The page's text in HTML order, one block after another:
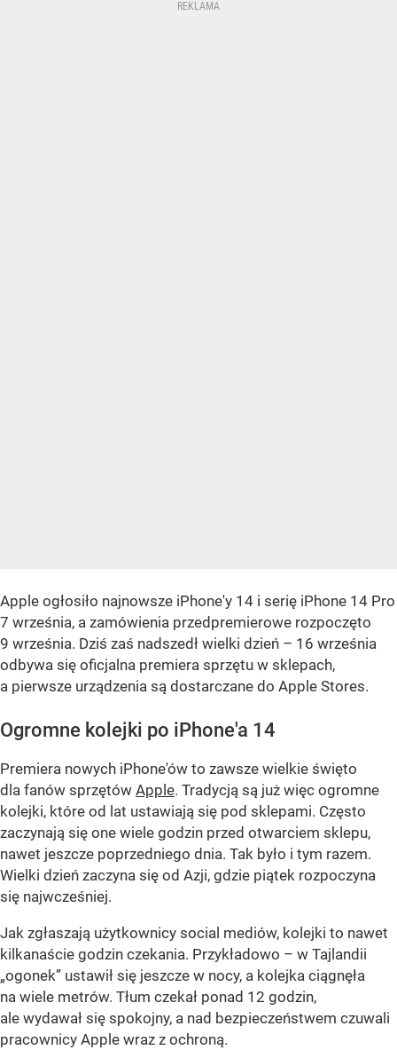
Apple ogłosiło najnowsze iPhone'y 14 i serię iPhone 14 Pro
7 września, a zamówienia przedpremierowe rozpoczęto
9 września. Dziś zaś nadszedł wielki dzień – 16 września
odbywa się oficjalna premiera sprzętu w sklepach,
a pierwsze urządzenia są dostarczane do Apple Stores.
Ogromne kolejki po iPhone'a 14
Premiera nowych iPhone'ów to zawsze wielkie święto
dla fanów sprzętów Apple. Tradycją są już więc ogromne
kolejki, które od lat ustawiają się pod sklepami. Często
zaczynają się one wiele godzin przed otwarciem sklepu,
nawet jeszcze poprzedniego dnia. Tak było i tym razem.
Wielki dzień zaczyna się od Azji, gdzie piątek rozpoczyna
się najwcześniej.
Jak zgłaszają użytkownicy social mediów, kolejki to nawet
kilkanaście godzin czekania. Przykładowo – w Tajlandii
„ogonek” ustawił się jeszcze w nocy, a kolejka ciągnęła
na wiele metrów. Tłum czekał ponad 12 godzin,
ale wydawał się spokojny, a nad bezpieczeństwem czuwali
pracownicy Apple wraz z ochroną.